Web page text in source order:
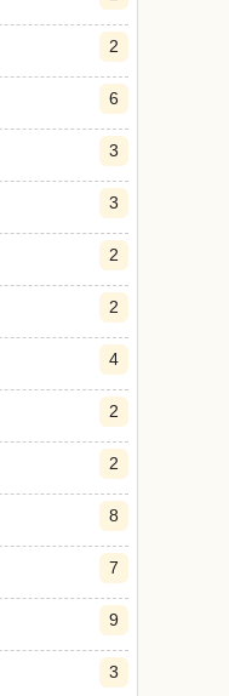
2
6
3
3
2
2
4
2
2
8
7
9
3